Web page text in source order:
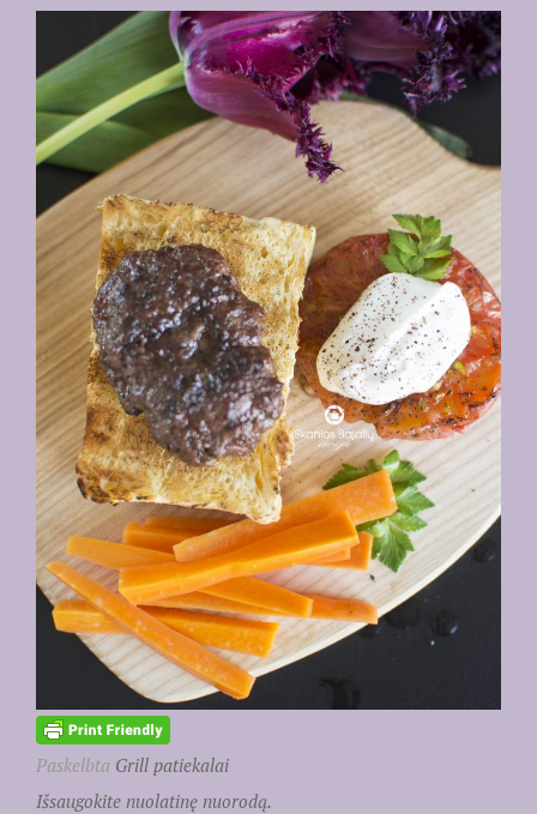
Paskelbta Grill patiekalai
Išsaugokite nuolatinę nuorodą.